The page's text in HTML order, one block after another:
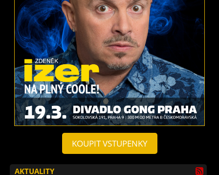
KOUPIT VSTUPENKY
AKTUALITY